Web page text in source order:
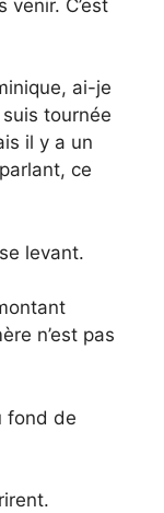
venir. C’est
ai-je
tournée
il y a un
ce
levant.
n’est pas
fond de